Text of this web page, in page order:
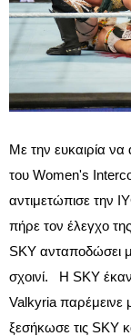
Με την ευκαιρία να
του Women's
αντιμετώπισε την
πήρε τον έλεγχο
SKY ανταποδώσει
σχοινί. Η SKY
Valkyria
ξεσήκωσε τις SKY